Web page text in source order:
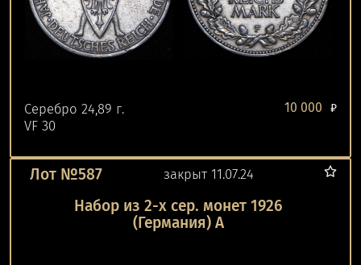
Серебро 24,89 г.
VF 30
10 000 ₽
Лот №587 закрыт 11.07.24
Набор из 2-х сер. монет 1926
(Германия) A